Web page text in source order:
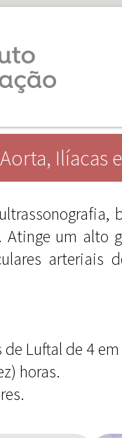
Ilíacas
um alto
arteriais
Luftal de 4
horas.